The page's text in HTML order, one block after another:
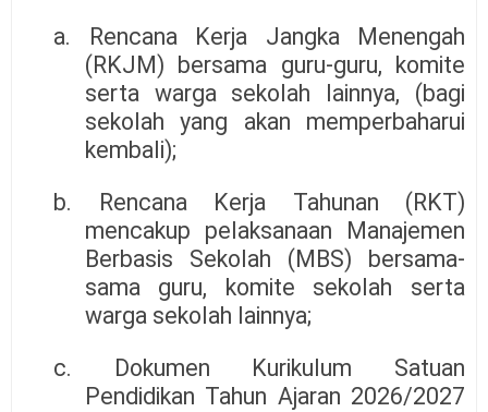
a. Rencana Kerja Jangka Menengah
(RKJM) bersama guru-guru, komite
serta warga sekolah lainnya, (bagi
sekolah yang akan memperbaharui
kembali);
b. Rencana Kerja Tahunan (RKT)
mencakup pelaksanaan Manajemen
Berbasis Sekolah (MBS) bersama-
sama guru, komite sekolah serta
warga sekolah lainnya;
c. Dokumen Kurikulum Satuan
Pendidikan Tahun Ajaran 2026/2027